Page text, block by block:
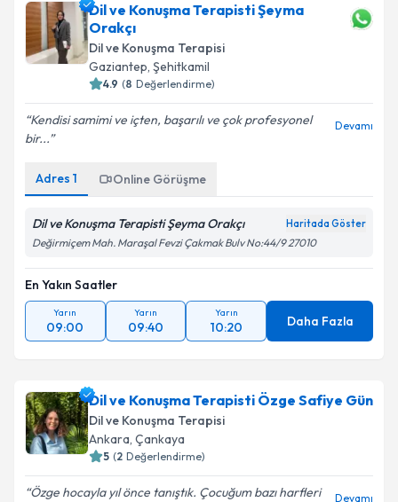
Dil ve Konuşma Terapisti Şeyma
Orakçı
Dil ve Konuşma Terapisi
Gaziantep, Şehitkamil
4.9 (8 Değerlendirme)
Kendisi samimi ve içten, başarılı ve çok profesyonel
bir...
Devamı
Adres 1 Online Görüşme
Dil ve Konuşma Terapisti Şeyma Orakçı Haritada Göster
Değirmiçem Mah. Maraşal Fevzi Çakmak Bulv No:44/9 27010
En Yakın Saatler
Yarın
09:00
Yarın
09:40
Yarın
10:20 Daha Fazla
Dil ve Konuşma Terapisti Özge Safiye Gün
Dil ve Konuşma Terapisi
Ankara, Çankaya
5 (2 Değerlendirme)
Özge hocayla yıl önce tanıştık. Çocuğum bazı harfleri Devamı